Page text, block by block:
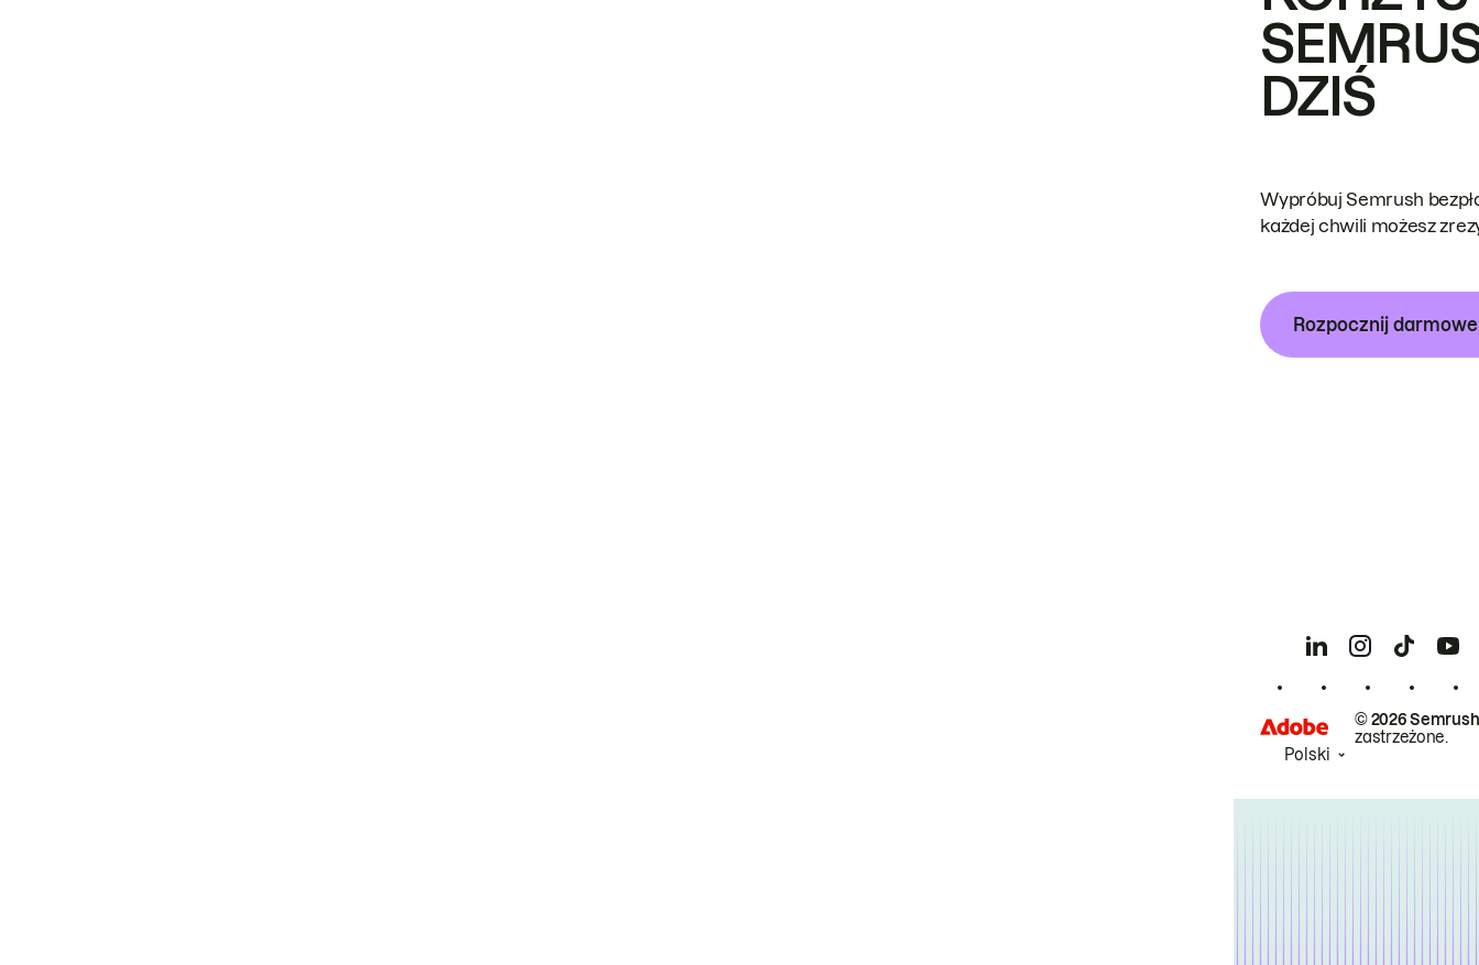
DZIŚ
Wypróbuj Semrush
każdej chwili możesz
Rozpocznij
© 2026
zastrzeżone.
Polski